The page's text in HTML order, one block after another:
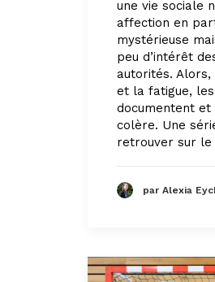
une vie sociale
affection en
mystérieuse
peu d’intérêt
autorités.
et la fatigue,
documentent
colère. Une
retrouver sur le
par Alexia